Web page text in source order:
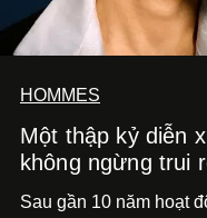
HOMMES
Một thập kỷ diễn
không ngừng trui
Sau gần 10 năm hoạt